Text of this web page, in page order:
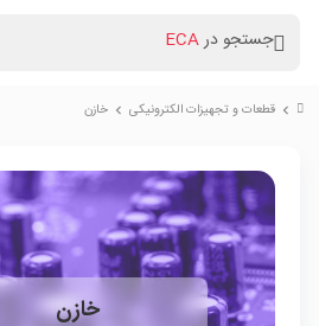
جستجو درECA
chevron_right قطعات و تجهیزات الکترونیکی chevron_right خازن
خازن